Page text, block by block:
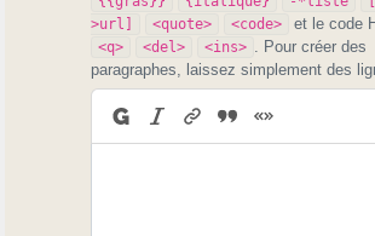
>url]
<quote> <code> et le code
<q> <del> <ins>
. Pour créer des
paragraphes, laissez simplement des